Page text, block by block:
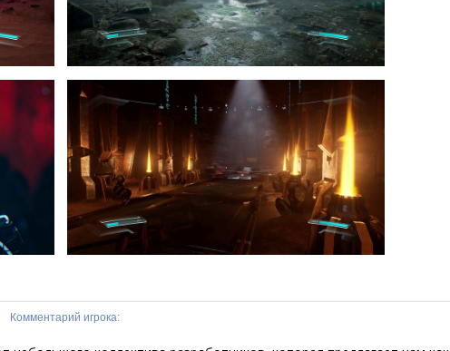
Комментарий игрока: